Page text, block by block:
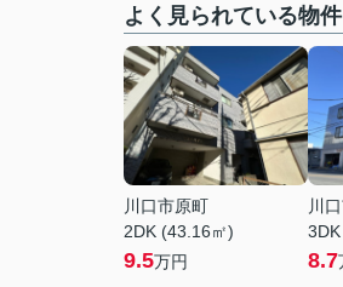
よく見られている物件
川口市原町
2DK (43.16㎡)
9.5万円
川
8.7